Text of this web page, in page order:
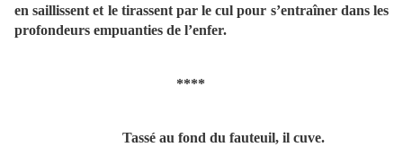
en saillissent et le tirassent par le cul pour s’entraîner dans les
profondeurs empuanties de l’enfer.
****
Tassé au fond du fauteuil, il cuve.